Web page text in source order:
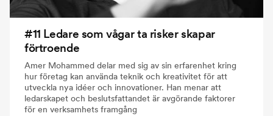
#11 Ledare som vågar ta risker skapar
förtroende
Amer Mohammed delar med sig av sin erfarenhet kring
hur företag kan använda teknik och kreativitet för att
utveckla nya idéer och innovationer. Han menar att
ledarskapet och beslutsfattandet är avgörande faktorer
för en verksamhets framgång